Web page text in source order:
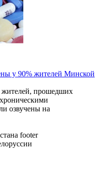
у 90% жителей Минской
прошедших
озвучены на